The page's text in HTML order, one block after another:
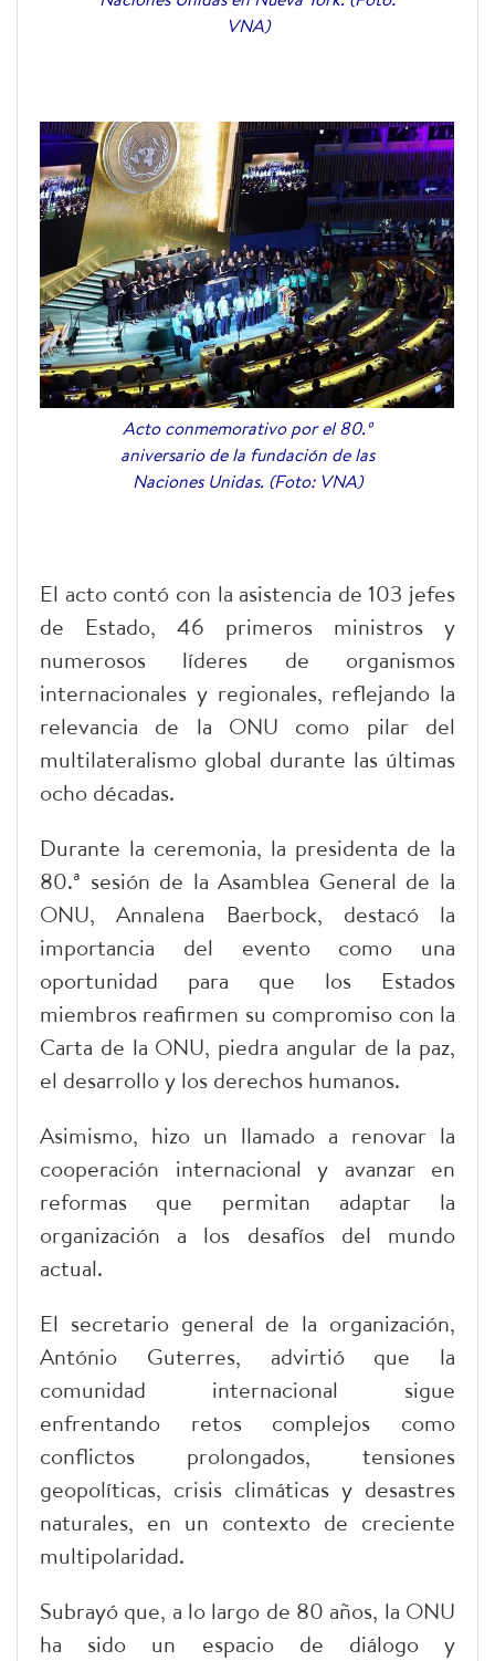
VNA)
Acto conmemorativo por el 80.º
aniversario de la fundación de las
Naciones Unidas. (Foto: VNA)
El acto contó con la asistencia de 103 jefes
de Estado, 46 primeros ministros y
numerosos líderes de organismos
internacionales y regionales, reflejando la
relevancia de la ONU como pilar del
multilateralismo global durante las últimas
ocho décadas.
Durante la ceremonia, la presidenta de la
80.ª sesión de la Asamblea General de la
ONU, Annalena Baerbock, destacó la
importancia del evento como una
oportunidad para que los Estados
miembros reafirmen su compromiso con la
Carta de la ONU, piedra angular de la paz,
el desarrollo y los derechos humanos.
Asimismo, hizo un llamado a renovar la
cooperación internacional y avanzar en
reformas que permitan adaptar la
organización a los desafíos del mundo
actual.
El secretario general de la organización,
António Guterres, advirtió que la
comunidad internacional sigue
enfrentando retos complejos como
conflictos prolongados, tensiones
geopolíticas, crisis climáticas y desastres
naturales, en un contexto de creciente
multipolaridad.
Subrayó que, a lo largo de 80 años, la ONU
ha sido un espacio de diálogo y